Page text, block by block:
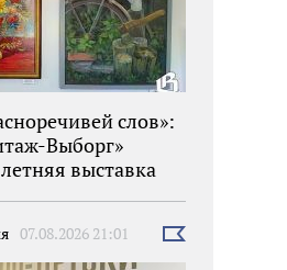
слов»:
Выборг»
выставка
07.08.2026 21:01
Выбрать